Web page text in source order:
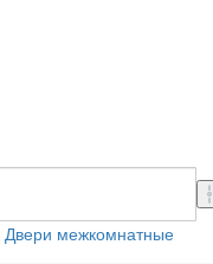
Двери межкомнатные